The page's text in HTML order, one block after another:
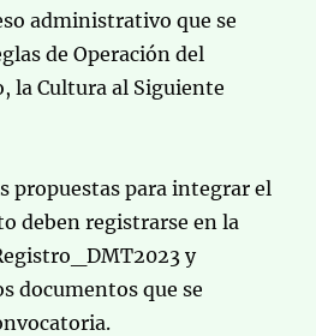
administrativo que se
de Operación del
la Cultura al Siguiente
propuestas para integrar el
deben registrarse en la
y
documentos que se